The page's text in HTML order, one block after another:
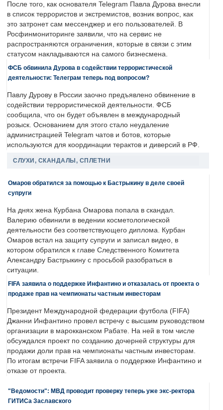
После того, как основателя Telegram Павла Дурова внесли
в список террористов и экстремистов, возник вопрос, как
это затронет сам мессенджер и его пользователей. В
Росфинмониторинге заявили, что на сервис не
распространяются ограничения, которые в связи с этим
статусом накладываются на самого бизнесмена.
ФСБ обвинила Дурова в содействии террористической
деятельности: Телеграм теперь под вопросом?
Павлу Дурову в России заочно предъявлено обвинение в
содействии террористической деятельности. ФСБ
сообщила, что он будет объявлен в международный
розыск. Основанием для этого стало неудаление
администрацией Telegram чатов и ботов, которые
используются для координации терактов и диверсий в РФ.
СЛУХИ, СКАНДАЛЫ, СПЛЕТНИ
Омаров обратился за помощью к Бастрыкину в деле своей
супруги
На днях жена Курбана Омарова попала в скандал.
Валерию обвинили в ведении косметологической
деятельности без соответствующего диплома. Курбан
Омаров встал на защиту супруги и записал видео, в
котором обратился к главе Следственного Комитета
Александру Бастрыкину с просьбой разобраться в
ситуации.
FIFA заявила о поддержке Инфантино и отказалась от проекта о
продаже прав на чемпионаты частным инвесторам
Президент Международной федерации футбола (FIFA)
Джанни Инфантино провел встречу с высшим руководством
организации в марокканском Рабате. На ней в том числе
обсуждался проект по созданию дочерней структуры для
продажи доли прав на чемпионаты частным инвесторам.
По итогам встречи FIFA заявила о поддержке Инфантино и
отказе от проекта.
"Ведомости": МВД проводит проверку теперь уже экс-ректора
ГИТИСа Заславского